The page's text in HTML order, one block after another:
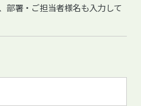
部署・ご担当者様名も入力して